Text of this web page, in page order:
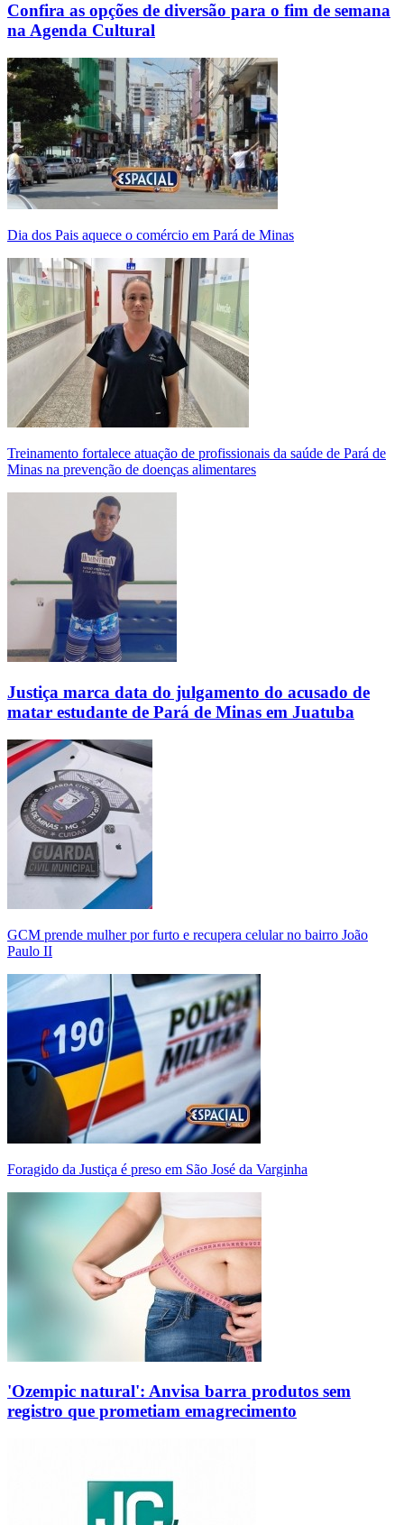
Confira as opções de diversão para o fim de semana
na Agenda Cultural
Dia dos Pais aquece o comércio em Pará de Minas
Treinamento fortalece atuação de profissionais da saúde de Pará de
Minas na prevenção de doenças alimentares
Justiça marca data do julgamento do acusado de
matar estudante de Pará de Minas em Juatuba
GCM prende mulher por furto e recupera celular no bairro João
Paulo II
Foragido da Justiça é preso em São José da Varginha
'Ozempic natural': Anvisa barra produtos sem
registro que prometiam emagrecimento